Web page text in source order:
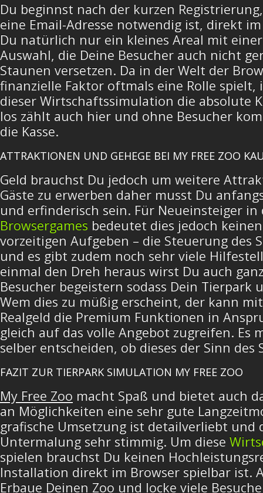
Du beginnst nach der kurzen
eine Email-Adresse notwendig ist, direkt
Du natürlich nur ein kleines Areal mit
Auswahl, die Deine Besucher auch nicht
Staunen versetzen. Da in der Welt der
finanzielle Faktor oftmals eine Rolle spielt,
dieser Wirtschaftssimulation die absolute
los zählt auch hier und ohne Besucher
die Kasse.
ATTRAKTIONEN UND GEHEGE BEI MY FREE ZOO
Geld brauchst Du jedoch um weitere
Gäste zu erwerben daher musst Du
und erfinderisch sein. Für Neueinsteiger in
Browsergames bedeutet dies jedoch
vorzeitigen Aufgeben – die Steuerung des
und es gibt zudem noch sehr viele
einmal den Dreh heraus wirst Du auch
Besucher begeistern sodass Dein Tierpark
Wem dies zu müßig erscheint, der kann
Realgeld die Premium Funktionen in
gleich auf das volle Angebot zugreifen. Es
selber entscheiden, ob dieses der Sinn
FAZIT ZUR TIERPARK SIMULATION MY FREE ZOO
My Free Zoo macht Spaß und bietet auch
an Möglichkeiten eine sehr gute
grafische Umsetzung ist detailverliebt und
Untermalung sehr stimmig. Um diese
spielen brauchst Du keinen
Installation direkt im Browser spielbar ist.
Erbaue Deinen Zoo und locke viele